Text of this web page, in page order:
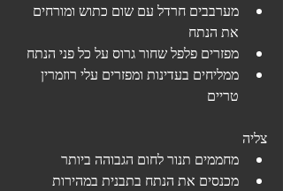
מערבבים חרדל עם שום כתוש ומורחים
את הנתח
מפזרים פלפל שחור גרוס על כל פני הנתח
ממליחים בעדינות ומפזרים עלי רוזמרין
טריים
צליה
מחממים תנור לחום הגבוהה ביותר
מכנסים את הנתח בתבנית במהירות